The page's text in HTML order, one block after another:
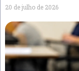
20 de julho de 2026